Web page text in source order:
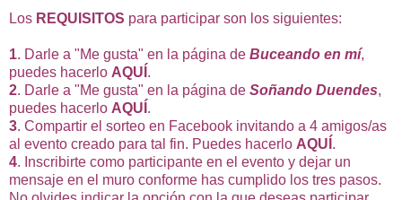
Los REQUISITOS para participar son los siguientes:
1. Darle a "Me gusta" en la página de Buceando en mí,
puedes hacerlo AQUÍ .
2. Darle a "Me gusta" en la página de Soñando Duendes,
puedes hacerlo AQUÍ .
3. Compartir el sorteo en Facebook invitando a 4 amigos/as
al evento creado para tal fin. Puedes hacerlo AQUÍ .
4. Inscribirte como participante en el evento y dejar un
mensaje en el muro conforme has cumplido los tres pasos.